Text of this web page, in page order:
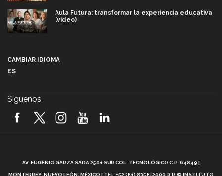
Aula Futura: transformar la experiencia educativa
(video)
2026! (video)
¿Cómo es el Modelo Educativo Tec? (video)
CAMBIAR IDIOMA
ES
Síguenos
AV. EUGENIO GARZA SADA 2501 SUR COL. TECNOLÓGICO C.P. 64849 |
MONTERREY, NUEVO LEÓN, MÉXICO | TEL. +52 (81) 8358-2000 D.R.© INSTITUTO